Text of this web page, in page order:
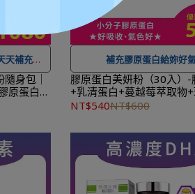
天補充美
取服務。
便，還
元
，下個工
身包｜
原蛋白｜
補充膠原蛋白給妳好
★ 可宅配到府&超商取貨，
1,500 免運費，另有離島7-11
★ 登入會員訂購，管理訂單
累積紅利點數，一點抵
到貨時間參考：訂購完成
作天出貨，出貨後物流預計
膠原蛋白美妍粉（30入）-
+乳清蛋白+蔓越莓萃取物+
酸菌
NT$540NT$600